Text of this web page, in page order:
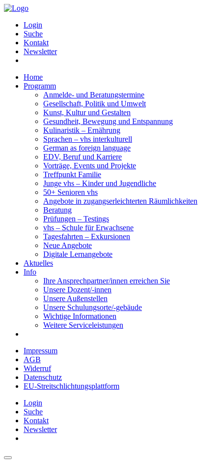
Login
Suche
Kontakt
Newsletter
Home
Programm
Anmelde- und Beratungstermine
Gesellschaft, Politik und Umwelt
Kunst, Kultur und Gestalten
Gesundheit, Bewegung und Entspannung
Kulinaristik – Ernährung
Sprachen – vhs interkulturell
German as foreign language
EDV, Beruf und Karriere
Vorträge, Events und Projekte
Treffpunkt Familie
Junge vhs – Kinder und Jugendliche
50+ Senioren vhs
Angebote in zugangserleichterten Räumlichkeiten
Beratung
Prüfungen – Testings
vhs – Schule für Erwachsene
Tagesfahrten – Exkursionen
Neue Angebote
Digitale Lernangebote
Aktuelles
Info
Ihre Ansprechpartner/innen erreichen Sie
Unsere Dozent/-innen
Unsere Außenstellen
Unsere Schulungsorte/-gebäude
Wichtige Informationen
Weitere Serviceleistungen
Impressum
AGB
Widerruf
Datenschutz
EU-Streitschlichtungsplattform
Login
Suche
Kontakt
Newsletter